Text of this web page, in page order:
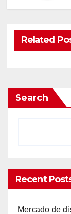
Related
Search
Recent
Mercado de